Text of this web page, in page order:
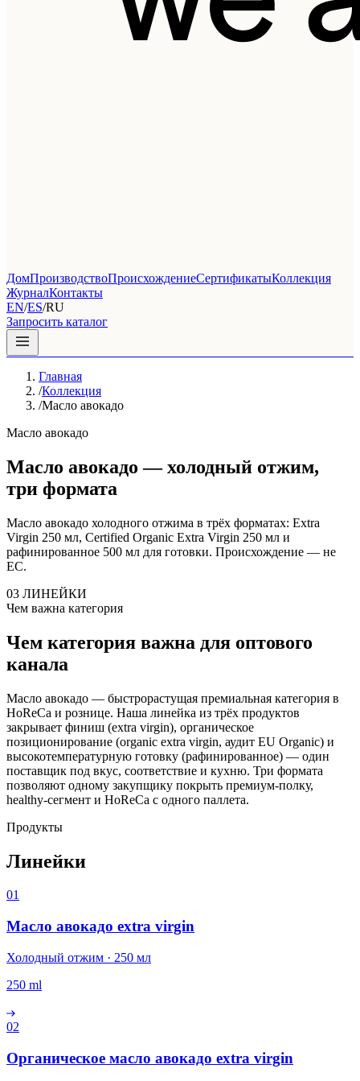
ДомПроизводствоПроисхождениеСертификатыКоллекция
ЖурналКонтакты
EN/ES/RU
Запросить каталог
Главная
/Коллекция
/Масло авокадо
Масло авокадо
Масло авокадо — холодный отжим,
три формата
Масло авокадо холодного отжима в трёх форматах: Extra
Virgin 250 мл, Certified Organic Extra Virgin 250 мл и
рафинированное 500 мл для готовки. Происхождение — не
ЕС.
03 ЛИНЕЙКИ
Чем важна категория
Чем категория важна для оптового
канала
Масло авокадо — быстрорастущая премиальная категория в
HoReCa и рознице. Наша линейка из трёх продуктов
закрывает финиш (extra virgin), органическое
позиционирование (organic extra virgin, аудит EU Organic) и
высокотемпературную готовку (рафинированное) — один
поставщик под вкус, соответствие и кухню. Три формата
позволяют одному закупщику покрыть премиум-полку,
healthy-сегмент и HoReCa с одного паллета.
Продукты
Линейки
01
Масло авокадо extra virgin
Холодный отжим · 250 мл
250 ml
02
Органическое масло авокадо extra virgin